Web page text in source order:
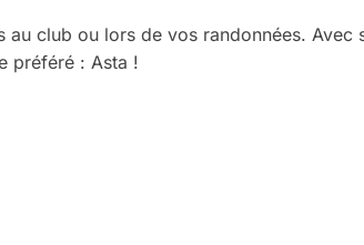
club ou lors de vos randonnées. Avec
préféré : Asta !